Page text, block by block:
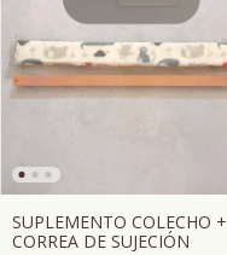
SUPLEMENTO COLECHO +
CORREA DE SUJECIÓN